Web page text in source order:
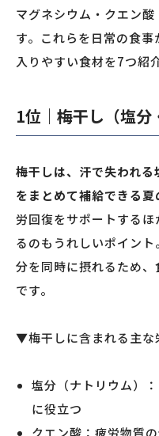
マグネシウム・クエン
す。これらを日常の食
入りやすい食材を7つ紹
1位｜梅干し（塩分
梅干しは、汗で失われ
をまとめて補給できる夏
労回復をサポートする
るのもうれしいポイン
分を同時に摂れるため
です。
▼梅干しに含まれる主な
塩分（ナトリウム）
に役立つ
クエン酸：疲労物質